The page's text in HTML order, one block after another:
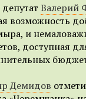
Валерий
возможность
и
доступная
Демидов